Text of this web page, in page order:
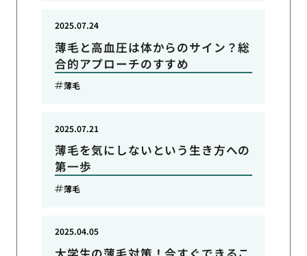
薄毛と高血圧は体からのサイン？総
合的アプローチのすすめ
2025.07.24
薄毛
薄毛を気にしないという生き方への
第一歩
2025.07.21
薄毛
2025.04.05